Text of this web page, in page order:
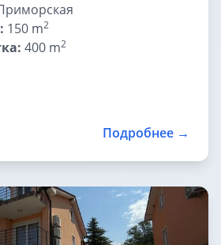
150 m2
400 m2
Подробнее →